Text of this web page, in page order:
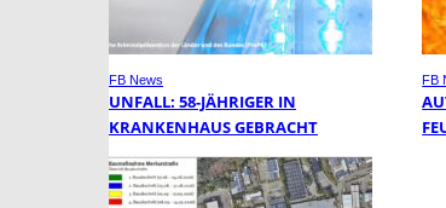
FB News
UNFALL: 58-JÄHRIGER IN
KRANKENHAUS GEBRACHT
FB